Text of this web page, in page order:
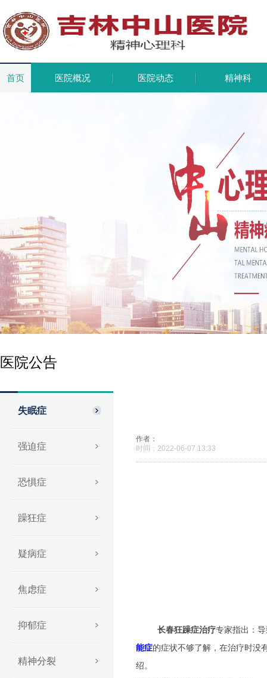
首页 医院概况 医院动态 精神科
医院公告
失眠症
强迫症
恐惧症
躁狂症
疑病症
焦虑症
抑郁症
精神分裂
作者：
时间：2022-06-07 13:33
长春狂躁症治疗专家指出：
能症的症状不够了解，在治疗时没
绍。